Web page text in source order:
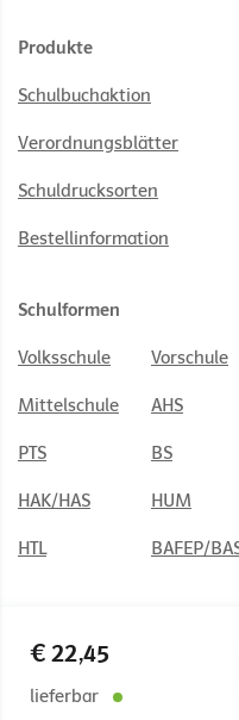
€ 22,45
lieferbar
Produkte
Schulbuchaktion
Verordnungsblätter
Schuldrucksorten
Bestellinformation
Schulformen
Volksschule Vorschule
Mittelschule AHS
PTS BS
HAK/HAS HUM
HTL BAFEP/
© 2026 Österreichischer